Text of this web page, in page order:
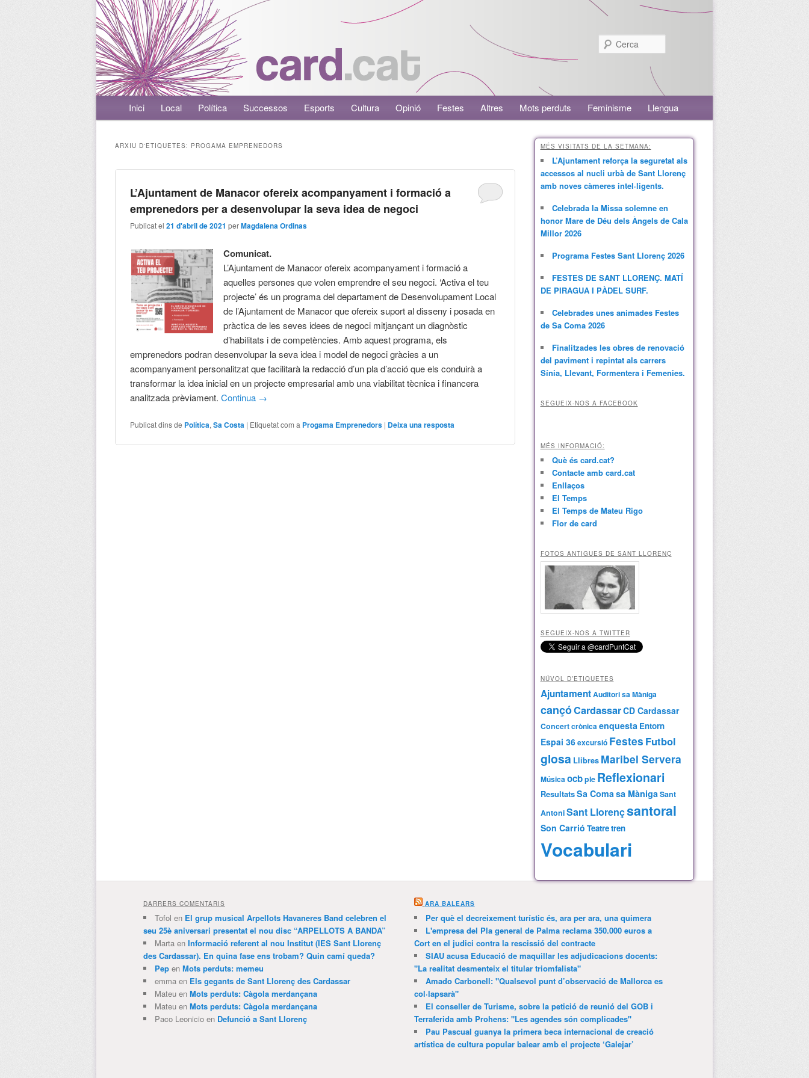
Menú principalAneu al contingut principal
Aneu al contingut secundari
Inici Local Política Successos Esports Cultura Opinió Festes Altres Mots perduts Feminisme Llengua
ARXIU D'ETIQUETES: PROGAMA EMPRENEDORS
L’Ajuntament de Manacor ofereix acompanyament i formació a
emprenedors per a desenvolupar la seva idea de negoci
Publicat el21 d'abril de 2021 perMagdalena Ordinas
Comunicat.
L’Ajuntament de Manacor ofereix acompanyament i formació a
aquelles persones que volen emprendre el seu negoci. ‘Activa el teu
projecte’ és un programa del departament de Desenvolupament Local
de l’Ajuntament de Manacor que ofereix suport al disseny i posada en
pràctica de les seves idees de negoci mitjançant un diagnòstic
d’habilitats i de competències. Amb aquest programa, els
emprenedors podran desenvolupar la seva idea i model de negoci gràcies a un
acompanyament personalitzat que facilitarà la redacció d’un pla d’acció que els conduirà a
transformar la idea inicial en un projecte empresarial amb una viabilitat tècnica i financera
analitzada prèviament.Continua →
Publicat dins de Política,Sa Costa | Etiquetat com a Progama Emprenedors | Deixa una resposta
MÉS VISITATS DE LA SETMANA:
L’Ajuntament reforça la seguretat als
accessos al nucli urbà de Sant Llorenç
amb noves càmeres intel·ligents.
Celebrada la Missa solemne en
honor Mare de Déu dels Àngels de Cala
Millor 2026
Programa Festes Sant Llorenç 2026
FESTES DE SANT LLORENÇ. MATÍ
DE PIRAGUA I PÀDEL SURF.
Celebrades unes animades Festes
de Sa Coma 2026
Finalitzades les obres de renovació
del paviment i repintat als carrers
Sínia, Llevant, Formentera i Femenies.
SEGUEIX-NOS A FACEBOOK
MÉS INFORMACIÓ:
Què és card.cat?
Contacte amb card.cat
Enllaços
El Temps
El Temps de Mateu Rigo
Flor de card
FOTOS ANTIGUES DE SANT LLORENÇ
SEGUEIX-NOS A TWITTER
NÚVOL D’ETIQUETES
AjuntamentAuditori sa Màniga
cançóCardassarCD Cardassar
Concertcrònicaenquesta Entorn
Espai 36excursió Festes Futbol
glosa Llibres Maribel Servera
Músicaocbple Reflexionari
ResultatsSa Comasa MànigaSant
AntoniSant Llorençsantoral
Son Carrió Teatretren
Vocabulari
DARRERS COMENTARIS
Tofol en El grup musical Arpellots Havaneres Band celebren el
seu 25è aniversari presentat el nou disc “ARPELLOTS A BANDA”
Martaen Informació referent al nou Institut (IES Sant Llorenç
des Cardassar). En quina fase ens trobam? Quin camí queda?
Pepen Mots perduts: memeu
emmaen Els gegants de Sant Llorenç des Cardassar
Mateuen Mots perduts: Càgola merdançana
Mateuen Mots perduts: Càgola merdançana
Paco Leonicioen Defunció a Sant Llorenç
ARA BALEARS
Per què el decreixement turístic és, ara per ara, una quimera
L'empresa del Pla general de Palma reclama 350.000 euros a
Cort en el judici contra la rescissió del contracte
SIAU acusa Educació de maquillar les adjudicacions docents:
"La realitat desmenteix el titular triomfalista"
Amado Carbonell: "Qualsevol punt d’observació de Mallorca es
col·lapsarà"
El conseller de Turisme, sobre la petició de reunió del GOB i
Terraferida amb Prohens: "Les agendes són complicades"
Pau Pascual guanya la primera beca internacional de creació
artística de cultura popular balear amb el projecte ‘Galejar’